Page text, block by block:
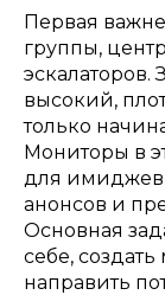
Первая
группы,
эскалаторов.
высокий,
только
Мониторы в
для
анонсов и
Основная
себе,
направить